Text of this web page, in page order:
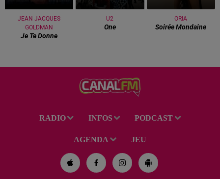
JEAN JACQUES
GOLDMAN
Je Te Donne
U2
One
ORIA
Soirée Mondaine
RADIO INFOS PODCAST
AGENDA JEU